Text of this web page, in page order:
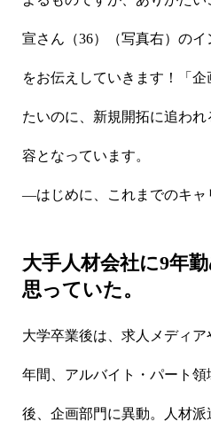
宣さん（36）（写真右）の
をお伝えしていきます！「
たいのに、新規開拓に追わ
容となっています。
―はじめに、これまでのキャ
大手人材会社に9年
思っていた。
大学卒業後は、求人メディ
年間、アルバイト・パート
後、企画部門に異動。人材